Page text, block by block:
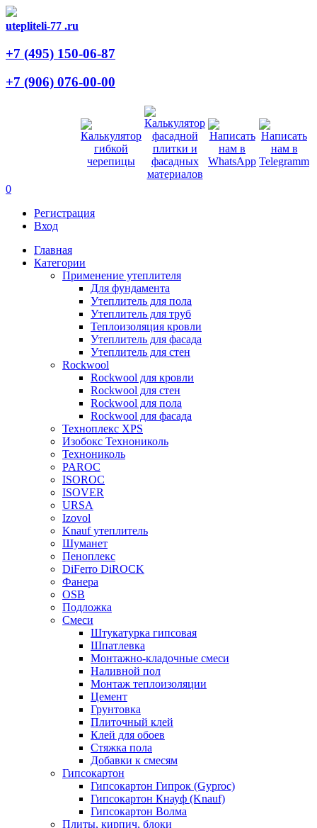
utepliteli-77 .ru
+7 (495) 150-06-87
+7 (906) 076-00-00
0
Регистрация
Вход
Главная
Категории
Применение утеплителя
Для фундамента
Утеплитель для пола
Утеплитель для труб
Теплоизоляция кровли
Утеплитель для фасада
Утеплитель для стен
Rockwool
Rockwool для кровли
Rockwool для стен
Rockwool для пола
Rockwool для фасада
Техноплекс XPS
Изобокс Технониколь
Технониколь
PAROC
ISOROC
ISOVER
URSA
Izovol
Knauf утеплитель
Шуманет
Пеноплекс
DiFerro DiROCK
Фанера
OSB
Подложка
Смеси
Штукатурка гипсовая
Шпатлевка
Монтажно-кладочные смеси
Наливной пол
Монтаж теплоизоляции
Цемент
Грунтовка
Плиточный клей
Клей для обоев
Стяжка пола
Добавки к смесям
Гипсокартон
Гипсокартон Гипрок (Gyproc)
Гипсокартон Кнауф (Knauf)
Гипсокартон Волма
Плиты, кирпич, блоки